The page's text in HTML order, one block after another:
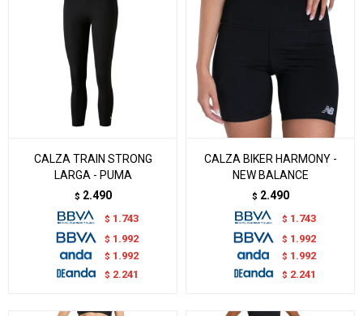
CALZA TRAIN STRONG
LARGA - PUMA
$ 2.490
$ 1.743
$ 1.992
$ 1.992
$ 2.241
CALZA BIKER HARMONY -
NEW BALANCE
$ 2.490
$ 1.743
$ 1.992
$ 1.992
$ 2.241